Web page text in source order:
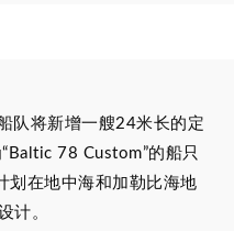
队将新增一艘24米长的定
78 Custom”的船只
划在地中海和加勒比海地
计。